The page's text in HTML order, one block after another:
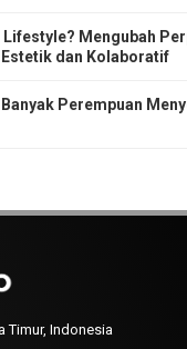
Lifestyle? Mengubah
dan Kolaboratif
Perempuan
Timur, Indonesia